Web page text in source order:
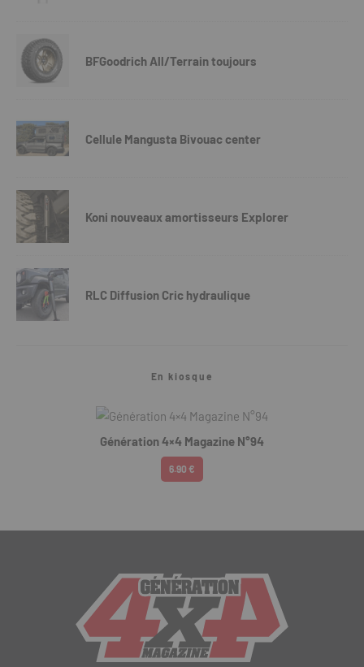
BFGoodrich All/Terrain toujours
Cellule Mangusta Bivouac center
Koni nouveaux amortisseurs Explorer
RLC Diffusion Cric hydraulique
En kiosque
Génération 4×4 Magazine N°94
6.90 €